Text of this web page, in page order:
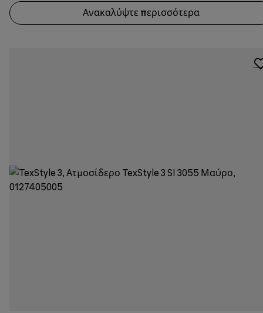
Ανακαλύψτε περισσότερα